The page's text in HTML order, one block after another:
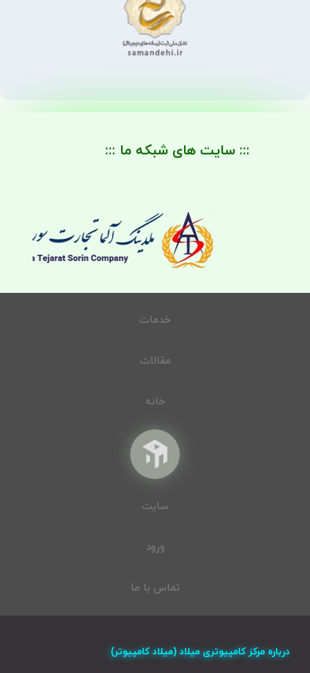
::: سایت های شبکه ما :::
خدمات
مقالات
خانه
سایت
ورود
تماس با ما
درباره مرکز کامپیوتری میلاد (میلاد کامپیوتر)